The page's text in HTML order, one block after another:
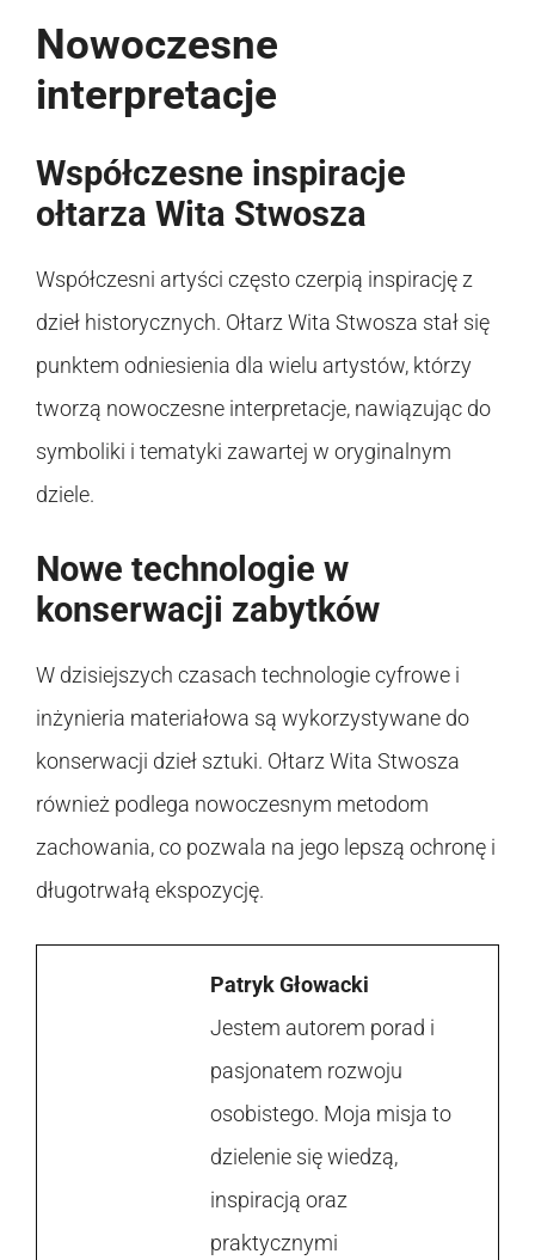
Nowoczesne
interpretacje
Współczesne inspiracje
ołtarza Wita Stwosza
Współczesni artyści często czerpią inspirację z
dzieł historycznych. Ołtarz Wita Stwosza stał się
punktem odniesienia dla wielu artystów, którzy
tworzą nowoczesne interpretacje, nawiązując do
symboliki i tematyki zawartej w oryginalnym
dziele.
Nowe technologie w
konserwacji zabytków
W dzisiejszych czasach technologie cyfrowe i
inżynieria materiałowa są wykorzystywane do
konserwacji dzieł sztuki. Ołtarz Wita Stwosza
również podlega nowoczesnym metodom
zachowania, co pozwala na jego lepszą ochronę i
długotrwałą ekspozycję.
Patryk Głowacki
Jestem autorem porad i
pasjonatem rozwoju
osobistego. Moja misja to
dzielenie się wiedzą,
inspiracją oraz
praktycznymi